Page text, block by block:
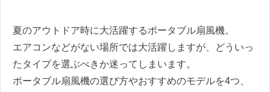
夏のアウトドア時に大活躍するポータブル扇風機。
エアコンなどがない場所では大活躍しますが、どういっ
たタイプを選ぶべきか迷ってしまいます。
ポータブル扇風機の選び方やおすすめのモデルを4つ、